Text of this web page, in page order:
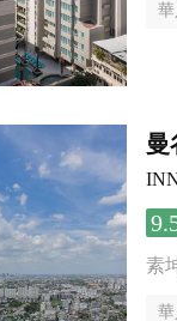
曼
素